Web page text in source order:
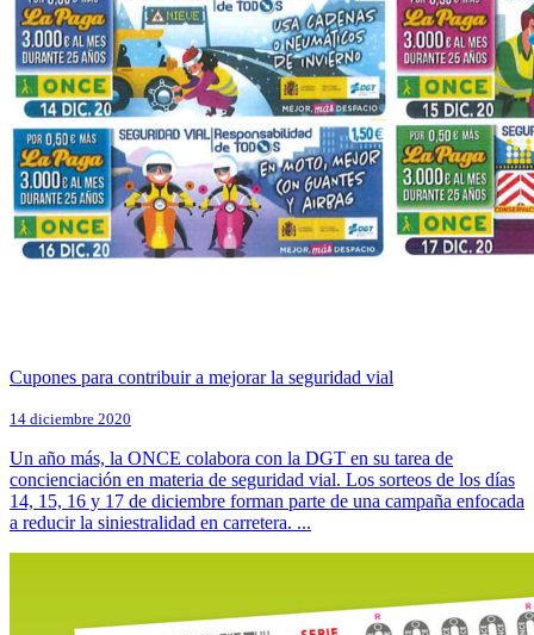
Cupones para contribuir a mejorar la seguridad vial
14 diciembre 2020
Un año más, la ONCE colabora con la DGT en su tarea de
concienciación en materia de seguridad vial. Los sorteos de los días
14, 15, 16 y 17 de diciembre forman parte de una campaña enfocada
a reducir la siniestralidad en carretera. ...